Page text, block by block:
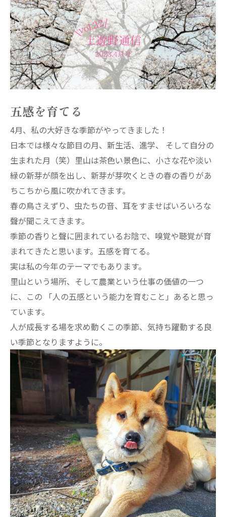
五感を育てる
4月、私の大好きな季節がやってきました！
日本では様々な節目の月、新生活、進学、 そして自分の
生まれた月（笑）里山は茶色い景色に、小さな花や淡い
緑の新芽が顔を出し、新芽が芽吹くときの春の香りがあ
ちこちから風に吹かれてきます。
春の鳥さえずり、虫たちの音、耳をすませばいろいろな
聲が聞こえてきます。
季節の香りと聲に囲まれているお陰で、嗅覚や聴覚が育
まれてきたと思います。五感を育てる。
実は私の今年のテーマでもあります。
里山という場所、そして農業という仕事の価値の一つ
に、この 「人の五感という能力を育むこと」あると思っ
ています。
人が成長する場を求め動くこの季節、気持ち躍動する良
い季節となりますように。